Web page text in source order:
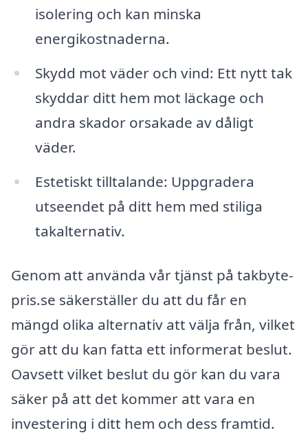
isolering och kan minska
energikostnaderna.
Skydd mot väder och vind: Ett nytt tak
skyddar ditt hem mot läckage och
andra skador orsakade av dåligt
väder.
Estetiskt tilltalande: Uppgradera
utseendet på ditt hem med stiliga
takalternativ.
Genom att använda vår tjänst på takbyte-
pris.se säkerställer du att du får en
mängd olika alternativ att välja från, vilket
gör att du kan fatta ett informerat beslut.
Oavsett vilket beslut du gör kan du vara
säker på att det kommer att vara en
investering i ditt hem och dess framtid.